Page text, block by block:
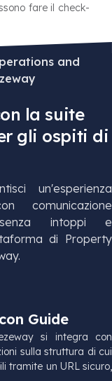
fare il check-
and
la suite
gli ospiti di
un'esperienza
comunicazione
senza intoppi e
di Property
Guide
si integra con
sulla struttura di cui
tramite un URL sicuro,